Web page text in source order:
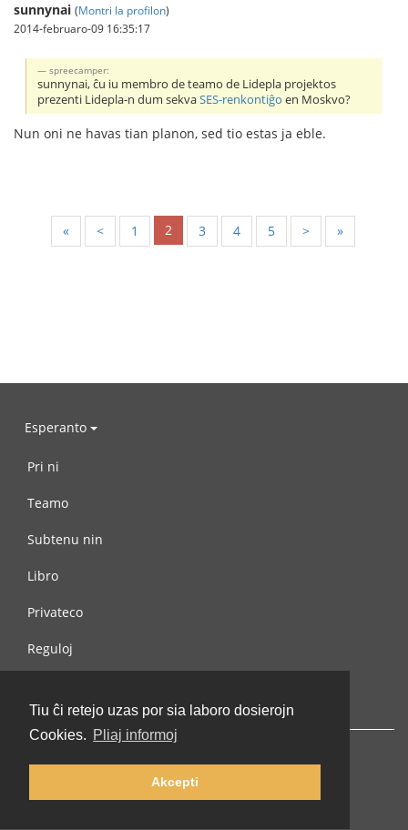
Tiu ĉi retejo uzas por sia laboro dosierojn
Cookies. Pliaj informoj
Akcepti
sunnynai (Montri la profilon)
2014-februaro-09 16:35:17
spreecamper:
sunnynai, ĉu iu membro de teamo de Lidepla projektos
prezenti Lidepla-n dum sekvaSES-renkontiĝo en Moskvo?
Nun oni ne havas tian planon, sed tio estas ja eble.
« < 1 2 3 4 5 > »
Esperanto
Pri ni
Teamo
Subtenu nin
Libro
Privateco
Reguloj
© 2002-2026 lernu.net |Impressum